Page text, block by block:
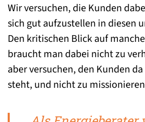
Wir versuchen, die Kunden
sich gut aufzustellen in diesen
Den kritischen Blick auf
braucht man dabei nicht zu
aber versuchen, den Kunden
steht, und nicht zu